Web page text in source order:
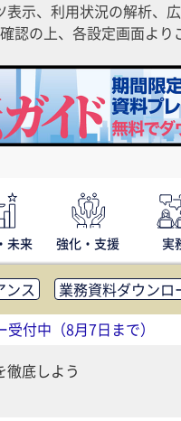
示、利用状況の解析、
認の上、各設定画面よ
未来 強化・支援 実
ンス
業務資料ダウンロ
ョン活性化
FM・オフ
ング・BPO
調査・レ
付中（8月7日まで）
徹底しよう